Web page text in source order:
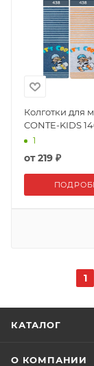
Колготки для
CONTE-KIDS
1
от219 ₽
1
КАТАЛОГ
О КОМПАНИИ